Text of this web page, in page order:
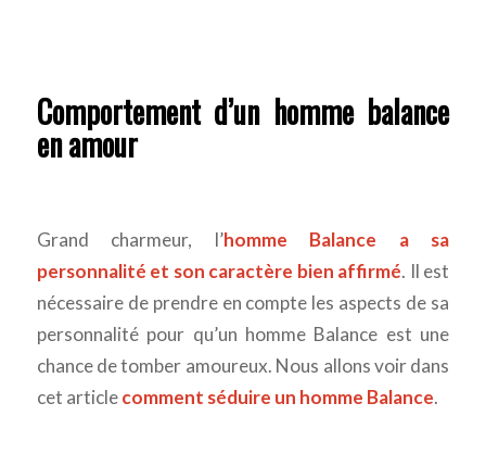
Comportement d’un homme balance
en amour
Grand charmeur, l’homme Balance a sa
personnalité et son caractère bien affirmé. Il est
nécessaire de prendre en compte les aspects de sa
personnalité pour qu’un homme Balance est une
chance de tomber amoureux. Nous allons voir dans
cet articlecomment séduire un homme Balance.